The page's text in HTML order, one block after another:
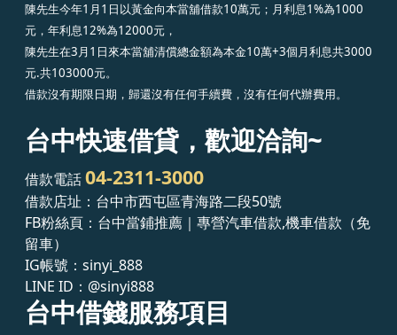
陳先生今年1月1日以黃金向本當舖借款10萬元；月利息1%為1000
元，年利息12%為12000元，
陳先生在3月1日來本當舖清償總金額為本金10萬+3個月利息共3000
元.共103000元。
借款沒有期限日期，歸還沒有任何手續費，沒有任何代辦費用。
台中快速借貸，歡迎洽詢~
借款電話04-2311-3000
借款店址：台中市西屯區青海路二段50號
FB粉絲頁：台中當鋪推薦｜專營汽車借款,機車借款（免
留車）
IG帳號：sinyi_888
LINE ID： @sinyi888
台中借錢服務項目